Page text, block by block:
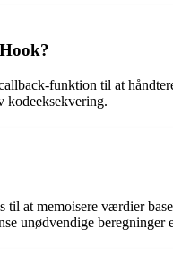
funktion til at
kodeeksekvering.
at memoisere værdier
unødvendige beregninger